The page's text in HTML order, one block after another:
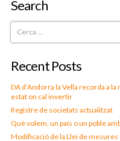
Search
Cerca:
Recent Posts
DA d’Andorra la Vella recorda a
estat on cal invertir
Registre de societats actualitzat
Què volem, un país o un poble
Modificació de la Llei de mesures